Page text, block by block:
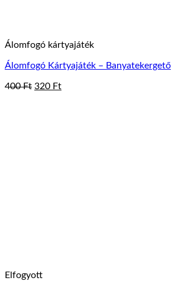
Álomfogó kártyajáték
Álomfogó Kártyajáték – Banyatekergető
400Ft Original
320 FtCurrent
Elfogyott